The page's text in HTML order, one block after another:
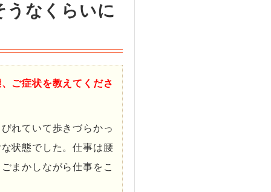
うなくらいに
ご症状を教えてくださ
れていて歩きづらかっ
状態でした。仕事は腰
まかしながら仕事をこ